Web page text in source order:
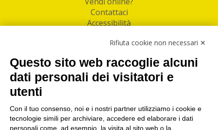
Contattaci
Accessibilità
Facebook
Linkedin
I nostri punti di ritiro e spedizione pacchi nelle
maggiori città italiane
Torino|Milano|Roma|Bologna|Firenze| Genova
Rifiuta cookie non necessari ✕
Questo sito web raccoglie alcuni
dati personali dei visitatori e
utenti
Con il tuo consenso, noi e i nostri partner utilizziamo i cookie e
tecnologie simili per archiviare, accedere ed elaborare i dati
personali come, ad esempio, la visita al sito web o la